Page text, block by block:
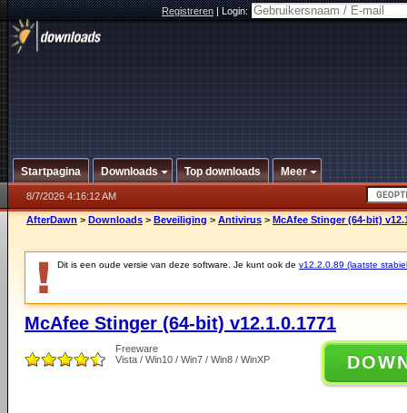
Registreren|Login:
Startpagina Downloads Top downloads Meer
8/7/2026 4:16:12 AM
AfterDawn > Downloads > Beveiliging > Antivirus > McAfee Stinger (64-bit)
Dit is een oude versie van deze software. Je kunt ook de v12.2.0.89 (laatste
McAfee Stinger (64-bit) v12.1.0.1771
Freeware
Vista / Win10 / Win7 / Win8 / WinXP